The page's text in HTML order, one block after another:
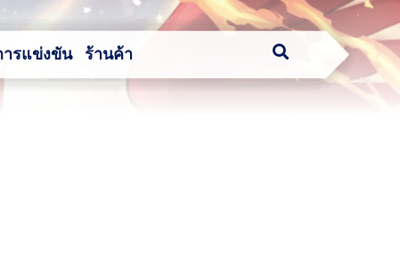
ารแข่งขัน ร้านค้า